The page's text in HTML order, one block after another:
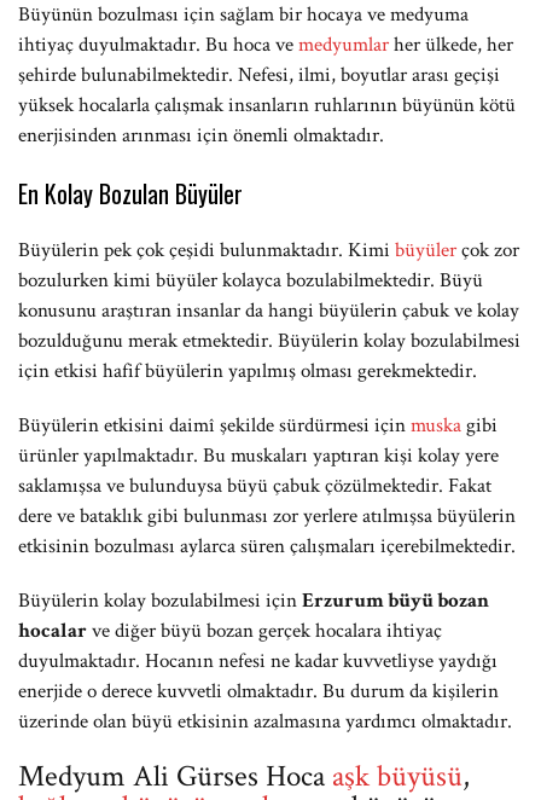
Büyünün bozulması için sağlam bir hocaya ve medyuma
ihtiyaç duyulmaktadır. Bu hoca vemedyumlarher ülkede, her
şehirde bulunabilmektedir. Nefesi, ilmi, boyutlar arası geçişi
yüksek hocalarla çalışmak insanların ruhlarının büyünün kötü
enerjisinden arınması için önemli olmaktadır.
En Kolay Bozulan Büyüler
Büyülerin pek çok çeşidi bulunmaktadır. Kimi büyülerçok zor
bozulurken kimi büyüler kolayca bozulabilmektedir. Büyü
konusunu araştıran insanlar da hangi büyülerin çabuk ve kolay
bozulduğunu merak etmektedir. Büyülerin kolay bozulabilmesi
için etkisi hafif büyülerin yapılmış olması gerekmektedir.
Büyülerin etkisini daimî şekilde sürdürmesi içinmuskagibi
ürünler yapılmaktadır. Bu muskaları yaptıran kişi kolay yere
saklamışsa ve bulunduysa büyü çabuk çözülmektedir. Fakat
dere ve bataklık gibi bulunması zor yerlere atılmışsa büyülerin
etkisinin bozulması aylarca süren çalışmaları içerebilmektedir.
Büyülerin kolay bozulabilmesi içinErzurum büyü bozan
hocalarve diğer büyü bozan gerçek hocalara ihtiyaç
duyulmaktadır. Hocanın nefesi ne kadar kuvvetliyse yaydığı
enerjide o derece kuvvetli olmaktadır. Bu durum da kişilerin
üzerinde olan büyü etkisinin azalmasına yardımcı olmaktadır.
Medyum Ali Gürses Hoca aşk büyüsü,